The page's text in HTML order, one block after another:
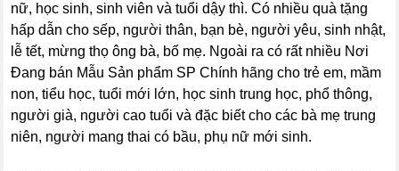
nữ, học sinh, sinh viên và tuổi dậy thì. Có nhiều quà tặng
hấp dẫn cho sếp, người thân, bạn bè, người yêu, sinh nhật,
lễ tết, mừng thọ ông bà, bố mẹ. Ngoài ra có rất nhiều Nơi
Đang bán Mẫu Sản phẩm SP Chính hãng cho trẻ em, mầm
non, tiểu học, tuổi mới lớn, học sinh trung học, phổ thông,
người già, người cao tuổi và đặc biết cho các bà mẹ trung
niên, người mang thai có bầu, phụ nữ mới sinh.